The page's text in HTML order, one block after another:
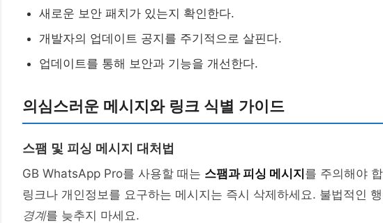
새로운 보안 패치가 있는지 확인한다.
개발자의 업데이트 공지를 주기적으로 살핀다.
업데이트를 통해 보안과 기능을 개선한다.
의심스러운 메시지와 링크 식별 가이드
스팸 및 피싱 메시지 대처법
GB WhatsApp Pro를 사용할 때는 스팸과 피싱 메시지 를 주의해야
링크나 개인정보를 요구하는 메시지는 즉시 삭제하세요. 불법적인
경계를 늦추지 마세요.